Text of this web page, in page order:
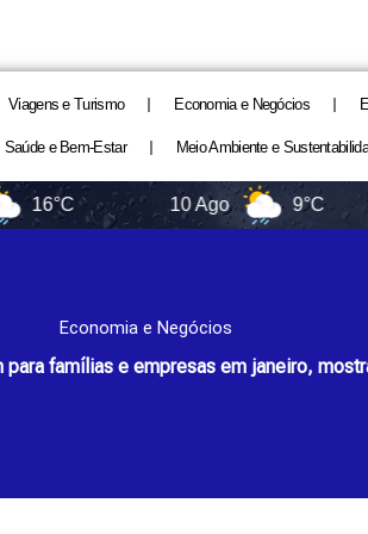
Viagens e Turismo Economia e Negócios
Saúde e Bem-Estar Meio Ambiente e
10 Ago 9°C 11
Economia e Negócios
para famílias e empresas em janeiro,